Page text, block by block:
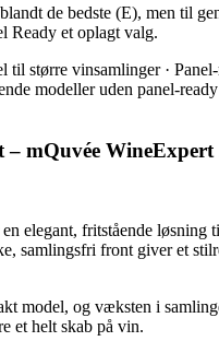
de bedste (E), men til
Ready et oplagt valg.
til større vinsamlinger ·
modeller uden panel-
mQuvée
elegant, fritstående
samlingsfri front giver et
model, og væksten i
et helt skab på vin.